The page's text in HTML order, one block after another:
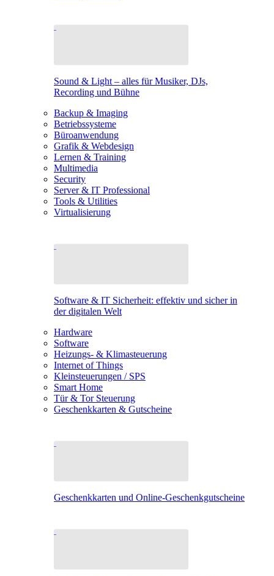
Sound & Light – alles für Musiker, DJs,
Recording und Bühne
Backup & Imaging
Betriebssysteme
Büroanwendung
Grafik & Webdesign
Lernen & Training
Multimedia
Security
Server & IT Professional
Tools & Utilities
Virtualisierung
Software & IT Sicherheit: effektiv und sicher in
der digitalen Welt
Hardware
Software
Heizungs- & Klimasteuerung
Internet of Things
Kleinsteuerungen / SPS
Smart Home
Tür & Tor Steuerung
Geschenkkarten & Gutscheine
Geschenkkarten und Online-Geschenkgutscheine